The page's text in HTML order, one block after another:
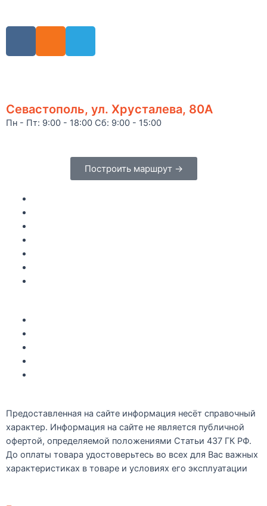
Севастополь, ул. Хрусталева, 80А
Пн - Пт: 9:00 - 18:00 Сб: 9:00 - 15:00
Построить маршрут →
Предоставленная на сайте информация несёт справочный
характер. Информация на сайте не является публичной
офертой, определяемой положениями Статьи 437 ГК РФ.
До оплаты товара удостоверьтесь во всех для Вас важных
характеристиках в товаре и условиях его эксплуатации